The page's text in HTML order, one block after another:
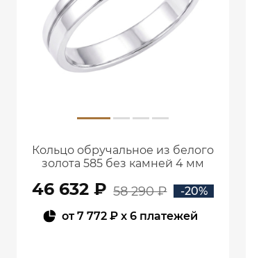
Кольцо обручальное из белого
золота 585 без камней 4 мм
46 632 ₽ 58 290 ₽
-20%
от7 772 ₽x 6 платежей